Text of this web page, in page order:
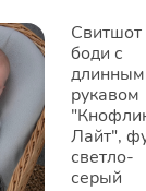
Свитшот
боди с
длинным
рукавом
Лайт",
светло-
серый